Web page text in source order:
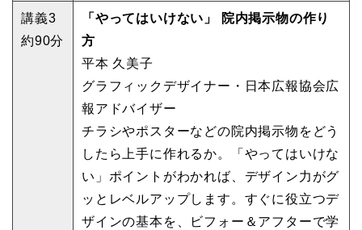
講義3
約90分
「やってはいけない」 院内掲示物の作り
方
平本 久美子
グラフィックデザイナー・日本広報協会広
報アドバイザー
チラシやポスターなどの院内掲示物をどう
したら上手に作れるか。「やってはいけな
い」ポイントがわかれば、デザイン力がグ
ッとレベルアップします。すぐに役立つデ
ザインの基本を、ビフォー＆アフターで学